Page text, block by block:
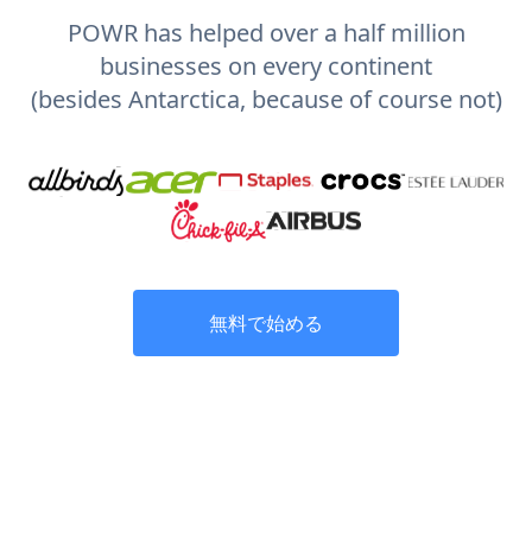
POWR has helped over a half million
businesses on every continent
(besides Antarctica, because of course not)
無料で始める